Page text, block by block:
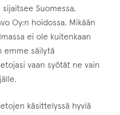
Suomessa,
Oy:n hoidossa. Mikään
ei ole kuitenkaan
emme säilytä
vaan syötät ne vain
käsittelyssä hyviä